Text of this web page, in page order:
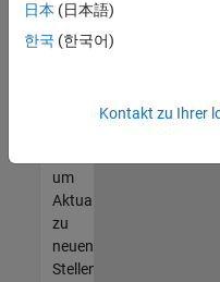
entsprechen,
werden
unseres
um
Aktualisierungen
zu
neuen
Stellenangeboten
日本 (日本語)
한국 (한국어)
Kontakt zu Ihrer